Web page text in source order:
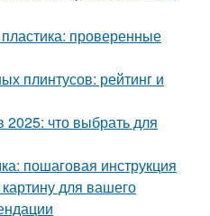
проверенные
плинтусов: рейтинг и
что выбрать для
пошаговая инструкция
для вашего